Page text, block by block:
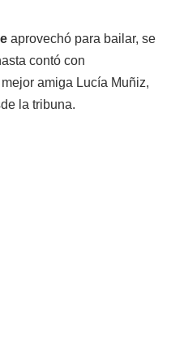
aprovechó para bailar, se
contó con
amiga Lucía Muñiz,
la tribuna.